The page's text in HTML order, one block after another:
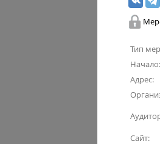
Тип
Начало:
Адрес:
Сайт: